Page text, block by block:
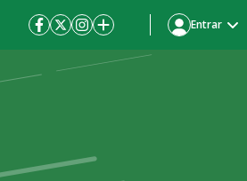
Entrar